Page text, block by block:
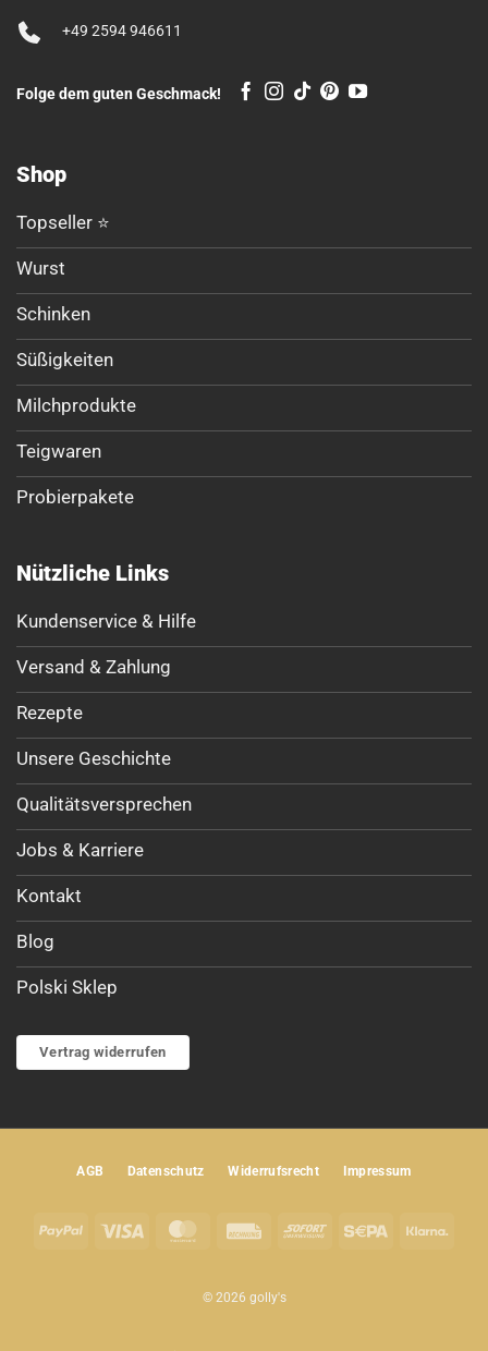
+49 2594 946611
Folge dem guten Geschmack!
Shop
Topseller ⭐
Wurst
Schinken
Süßigkeiten
Milchprodukte
Teigwaren
Probierpakete
Nützliche Links
Kundenservice & Hilfe
Versand & Zahlung
Rezepte
Unsere Geschichte
Qualitätsversprechen
Jobs & Karriere
Kontakt
Blog
Polski Sklep
Vertrag widerrufen
AGB Datenschutz Widerrufsrecht Impressum
PayPal Visa MasterCardRechungSofort Sepa
© 2026 golly's